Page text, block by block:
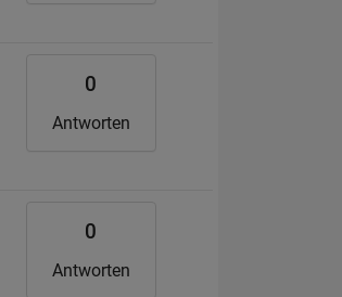
0
Antworten
0
Antworten